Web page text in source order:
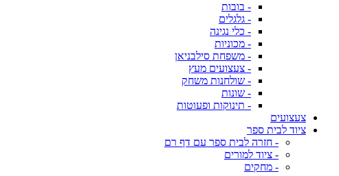
- בובות
- גלגלים
- כלי נגינה
- מכוניות
- משפחת סילבניאן
- צעצועים מעץ
- שולחנות משחק
- שונות
- תינוקות ופעוטות
צעצועים
ציוד לבית ספר
- חזרה לבית ספר עם דף רם
- ציוד למורים
- מחקים